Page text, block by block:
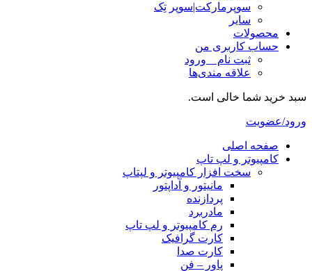
سوپرمارکت|سوپر تِک
سایر
محصولات
حساب کاربری من
ثبت نام _ ورود
علاقه مندی‌ها
سبد خرید شما خالی است.
ورود/عضویت
صفحه اصلی
کامپیوتر و‌‌‌‌‌ لپ تاپ
سخت افزار کامپیوتر و لپتاپ
مانیتور و آداپتور
پردازنده
مادربرد
رم کامپیوتر و لپ تاپ
کارت گرافیک
کارت صدا
پاور – فن